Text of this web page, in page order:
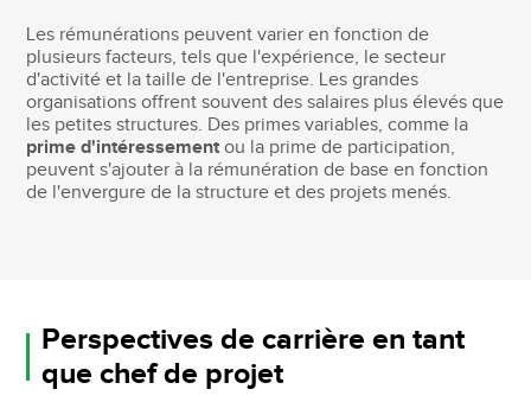
Les rémunérations peuvent varier en fonction de
plusieurs facteurs, tels que l'expérience, le secteur
d'activité et la taille de l'entreprise. Les grandes
organisations offrent souvent des salaires plus élevés que
les petites structures. Des primes variables, comme la
prime d'intéressement ou la prime de participation,
peuvent s'ajouter à la rémunération de base en fonction
de l'envergure de la structure et des projets menés.
Perspectives de carrière en tant
que chef de projet